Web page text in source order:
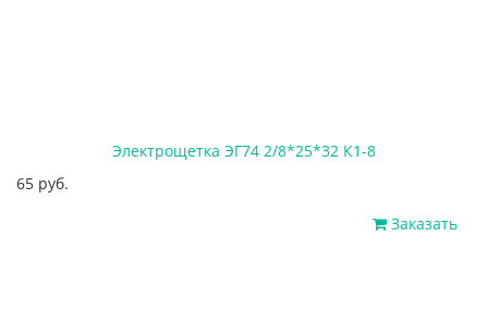
Электрощетка ЭГ74 2/8*25*32 К1-8
65 руб.
Заказать